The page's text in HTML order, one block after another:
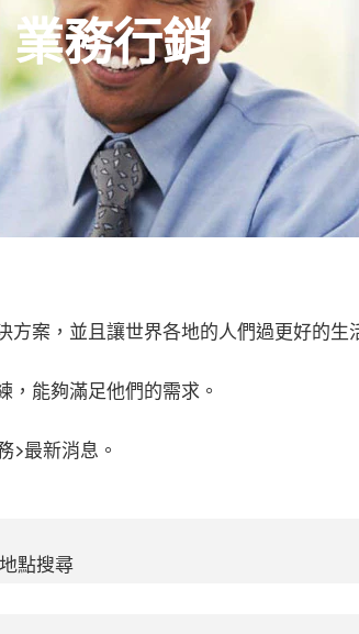
業務行銷
方案，並且讓世界各地的人們過更好的生
能夠滿足他們的需求。
>最新消息。
點搜尋